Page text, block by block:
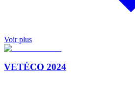
Voir plus
VETÉCO 2024